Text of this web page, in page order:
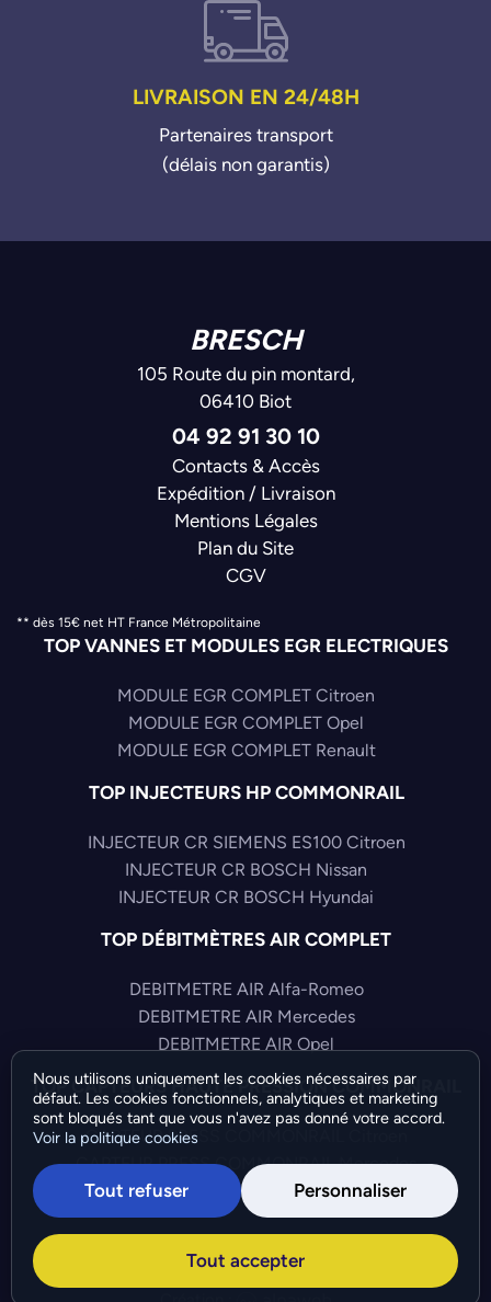
LIVRAISON EN 24/48H
Partenaires transport
(délais non garantis)
BRESCH
105 Route du pin montard,
06410 Biot
04 92 91 30 10
Contacts & Accès
Expédition / Livraison
Mentions Légales
Plan du Site
CGV
** dès 15€ net HT France Métropolitaine
TOP VANNES ET MODULES EGR ELECTRIQUES
MODULE EGR COMPLET Citroen
MODULE EGR COMPLET Opel
MODULE EGR COMPLET Renault
TOP INJECTEURS HP COMMONRAIL
INJECTEUR CR SIEMENS ES100 Citroen
INJECTEUR CR BOSCH Nissan
INJECTEUR CR BOSCH Hyundai
TOP DÉBITMÈTRES AIR COMPLET
DEBITMETRE AIR Alfa-Romeo
DEBITMETRE AIR Mercedes
DEBITMETRE AIR Opel
TOP CAPTEURS HAUTE PRESSION COMMONRAIL
CAPTEUR PRESS COMMONRAIL Citroen
CAPTEUR PRESS COMMONRAIL Mercedes
CAPTEUR PRESS COMMONRAIL Fiat
©Bresch SAS - Copyright 2026 - Tous droits réservés -
Préférences de cookies-Gérer mes cookies
Nous utilisons uniquement les cookies nécessaires par
défaut. Les cookies fonctionnels, analytiques et marketing
sont bloqués tant que vous n'avez pas donné votre accord.
Voir la politique cookies
Tout refuser Personnaliser
Tout accepter